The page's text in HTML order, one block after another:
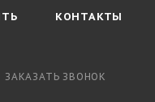
КОНТАКТЫ
ЗАКАЗАТЬ ЗВОНОК